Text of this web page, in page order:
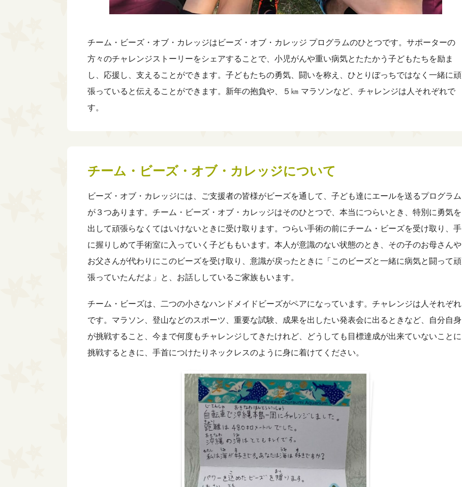
チーム・ビーズ・オブ・カレッジはビーズ・オブ・カレッジ プログラムのひとつです。サポーターの
方々のチャレンジストーリーをシェアすることで、小児がんや重い病気とたたかう子どもたちを励ま
し、応援し、支えることができます。子どもたちの勇気、闘いを称え、ひとりぼっちではなく一緒に頑
張っていると伝えることができます。新年の抱負や、５㎞ マラソンなど、チャレンジは人それぞれで
す。
チーム・ビーズ・オブ・カレッジについて
ビーズ・オブ・カレッジには、ご支援者の皆様がビーズを通して、子ども達にエールを送るプログラム
が３つあります。チーム・ビーズ・オブ・カレッジはそのひとつで、本当につらいとき、特別に勇気を
出して頑張らなくてはいけないときに受け取ります。つらい手術の前にチーム・ビーズを受け取り、手
に握りしめて手術室に入っていく子どももいます。本人が意識のない状態のとき、その子のお母さんや
お父さんが代わりにこのビーズを受け取り、意識が戻ったときに「このビーズと一緒に病気と闘って頑
張っていたんだよ」と、お話ししているご家族もいます。
チーム・ビーズは、二つの小さなハンドメイドビーズがペアになっています。チャレンジは人それぞれ
です。マラソン、登山などのスポーツ、重要な試験、成果を出したい発表会に出るときなど、自分自身
が挑戦すること、今まで何度もチャレンジしてきたけれど、どうしても目標達成が出来ていないことに
挑戦するときに、手首につけたりネックレスのように身に着けてください。